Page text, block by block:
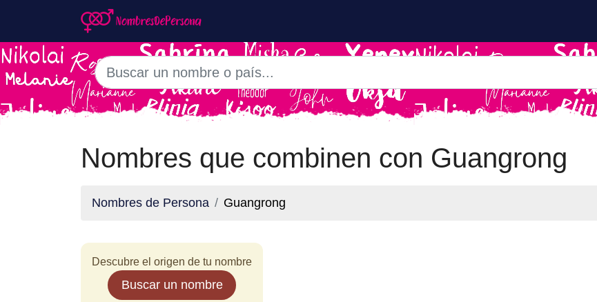
Nombres que combinen con Guangrong
Nombres de Persona Guangrong
Descubre el origen de tu nombre
Buscar un nombre